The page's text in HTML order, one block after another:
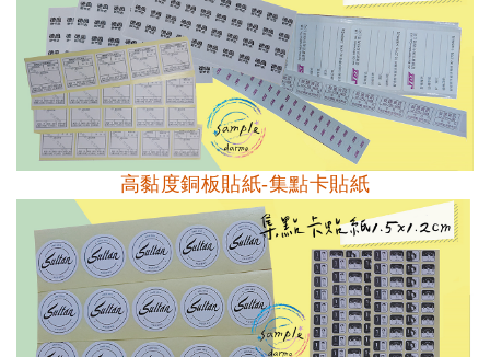
高黏度銅板貼紙-集點卡貼紙